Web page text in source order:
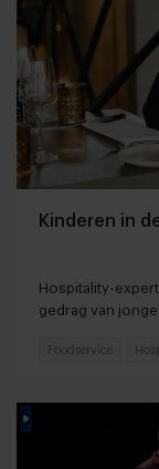
Kinderen in
Hospitality-
gedrag van
Foodservice